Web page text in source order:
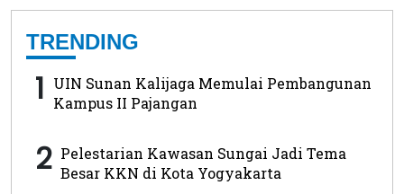
TRENDING
1 UIN Sunan Kalijaga Memulai Pembangunan
Kampus II Pajangan
2 Pelestarian Kawasan Sungai Jadi Tema
Besar KKN di Kota Yogyakarta